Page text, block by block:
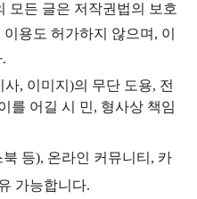
모든 글은 저작권법의 보호
용도 허가하지 않으며, 이
, 이미지)의 무단 도용, 전
를 어길 시 민, 형사상 책임
등), 온라인 커뮤니티, 카
가능합니다.